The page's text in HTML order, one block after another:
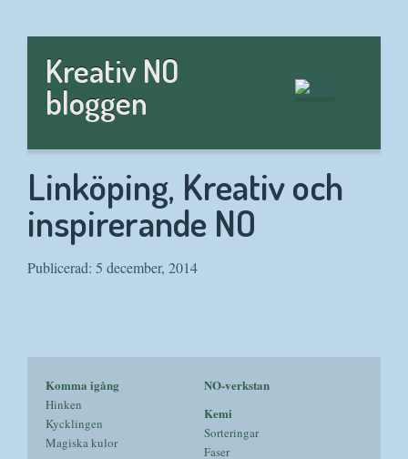
Kreativ NO
bloggen
Linköping, Kreativ och
inspirerande NO
Publicerad: 5 december, 2014
Komma igång
Hinken
Kycklingen
Magiska kulor
NO-verkstan
Kemi
Sorteringar
Faser